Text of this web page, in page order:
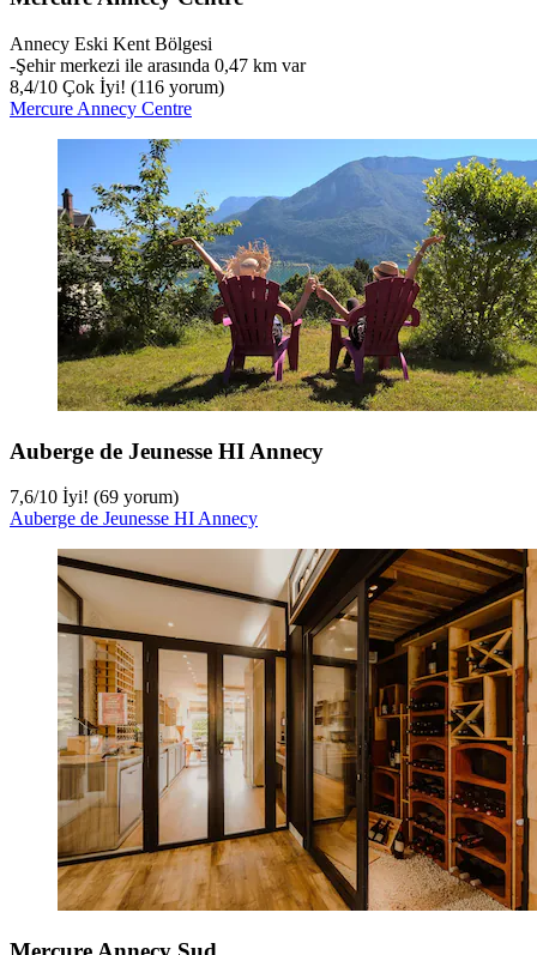
Annecy Eski Kent Bölgesi
‐Şehir merkezi ile arasında 0,47 km var
8,4/10 Çok İyi! (116 yorum)
Mercure Annecy Centre
Auberge de Jeunesse HI Annecy
7,6/10 İyi! (69 yorum)
Auberge de Jeunesse HI Annecy